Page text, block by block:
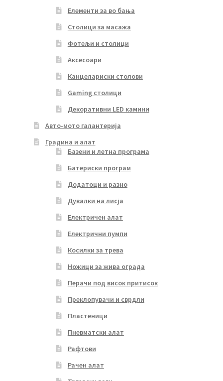
Елементи за во бања
Столици за масажа
Фотељи и столици
Аксесоари
Канцелариски столови
Gaming столици
Декоративни LED камини
Авто-мото галантерија
Градина и алат
Базени и летна програма
Батериски програм
Додатоци и разно
Дувалки на лисја
Електричен алат
Електрични пумпи
Косилки за трева
Ножици за жива ограда
Перачи под висок притисок
Преклопувачи и сврдли
Пластеници
Пневматски алат
Рафтови
Рачен алат